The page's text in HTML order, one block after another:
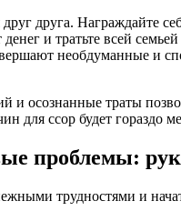
друга. Награждайте
и тратьте всей
необдуманные и
и осознанные траты
для ссор будет гораздо
проблемы:
трудностями и